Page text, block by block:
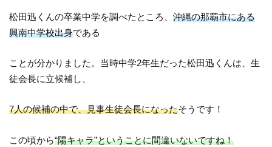
松田迅くんの卒業中学を調べたところ、沖縄の那覇市にある
興南中学校出身である
ことが分かりました。当時中学2年生だった松田迅くんは、生
徒会長に立候補し、
7人の候補の中で、見事生徒会長になったそうです！
この頃から“陽キャラ”ということに間違いないですね！